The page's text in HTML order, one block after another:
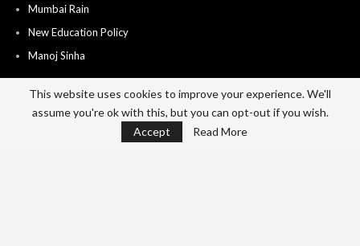
Mumbai Rain
New Education Policy
Manoj Sinha
Home About Advertise
Career
Send News & Video’s
Contact
Privacy Policy
This website uses cookies to improve your experience. We'll
assume you're ok with this, but you can opt-out if you wish.
Accept
Read More